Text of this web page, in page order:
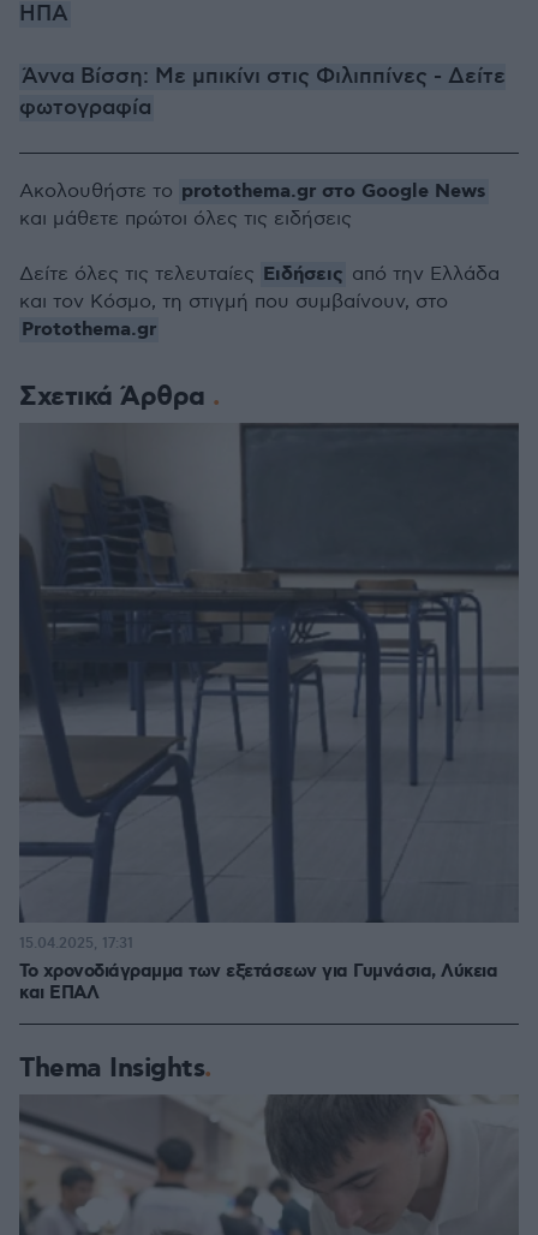
ΗΠΑ
Άννα Βίσση: Με μπικίνι στις Φιλιππίνες - Δείτε
φωτογραφία
Σχετικά Άρθρα
Το χρονοδιάγραμμα των εξετάσεων για Γυμνάσια, Λύκεια
και ΕΠΑΛ
15.04.2025, 17:31
Thema Insights
Ακολουθήστε το protothema.gr στο Google News
και μάθετε πρώτοι όλες τις ειδήσεις
Δείτε όλες τις τελευταίες Ειδήσεις από την Ελλάδα
και τον Κόσμο, τη στιγμή που συμβαίνουν, στο
Protothema.gr